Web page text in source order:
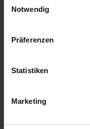
Notwendig
Präferenzen
Statistiken
Marketing